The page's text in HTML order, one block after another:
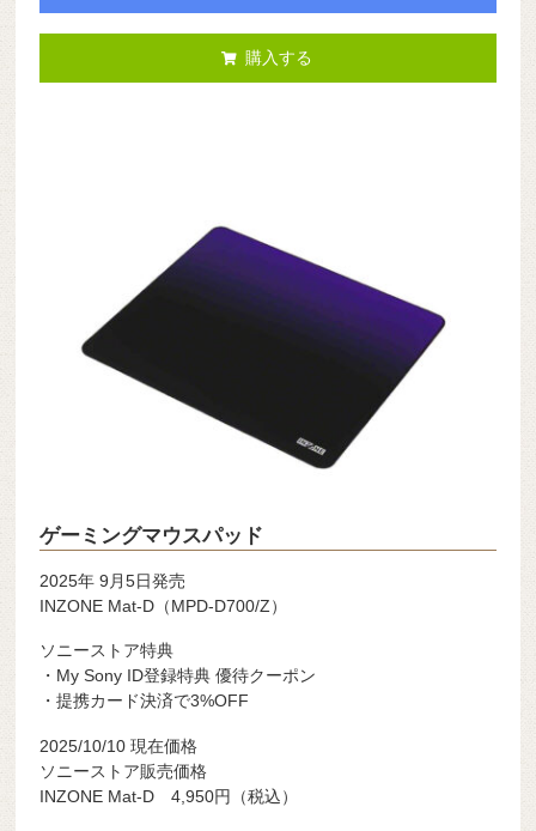
購入する
ゲーミングマウスパッド
2025年 9月5日発売
INZONE Mat-D（MPD-D700/Z）
ソニーストア特典
・My Sony ID登録特典 優待クーポン
・提携カード決済で3%OFF
2025/10/10 現在価格
ソニーストア販売価格
INZONE Mat-D 4,950円（税込）